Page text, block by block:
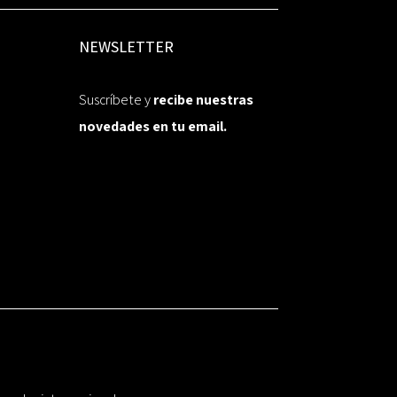
NEWSLETTER
Suscríbete yrecibe nuestras
novedades en tu email.